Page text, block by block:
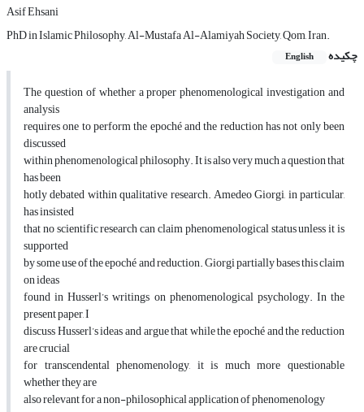
Asif Ehsani
PhD in Islamic Philosophy, Al-Mustafa Al-Alamiyah Society, Qom, Iran.
چکیده
English
The question of whether a proper phenomenological investigation and
analysis
requires one to perform the epoché and the reduction has not only been
discussed
within phenomenological philosophy. It is also very much a question that
has been
hotly debated within qualitative research. Amedeo Giorgi, in particular,
has insisted
that no scientific research can claim phenomenological status unless it is
supported
by some use of the epoché and reduction. Giorgi partially bases this claim
on ideas
found in Husserl’s writings on phenomenological psychology. In the
present paper, I
discuss Husserl’s ideas and argue that while the epoché and the reduction
are crucial
for transcendental phenomenology, it is much more questionable
whether they are
also relevant for a non-philosophical application of phenomenology